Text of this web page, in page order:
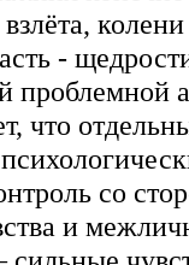
-
проблемной
что
со
и